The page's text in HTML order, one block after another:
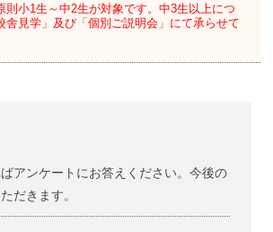
小1生～中2生が対象です。中3生以上につ
舎見学」及び「個別ご説明会」にて承らせて
アンケートにお答えください。今後の
だきます。